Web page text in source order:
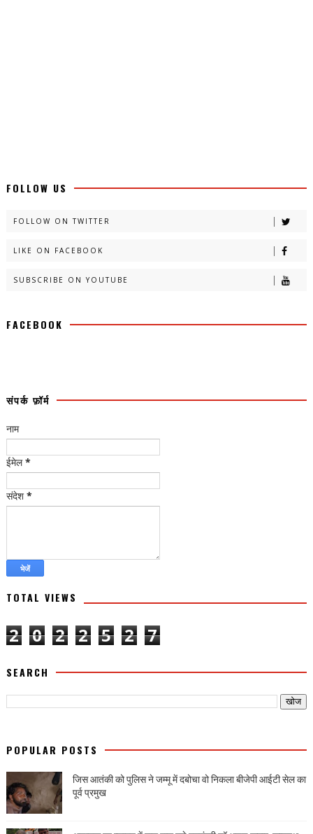
FOLLOW US
FOLLOW ON TWITTER
LIKE ON FACEBOOK
SUBSCRIBE ON YOUTUBE
FACEBOOK
संपर्क फ़ॉर्म
नाम
ईमेल*
संदेश *
TOTAL VIEWS
2 0 2 2 5 2 7
SEARCH
POPULAR POSTS
जिस आतंकी को पुलिस ने जम्मू में दबोचा वो निकला बीजेपी आईटी सेल का
पूर्व प्रमुख